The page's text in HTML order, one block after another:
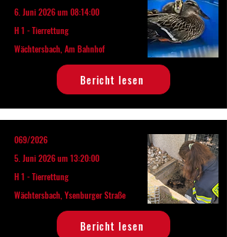
6. Juni 2026 um 08:14:00
H 1 - Tierrettung
Wächtersbach, Am Bahnhof
Bericht lesen
069/2026
5. Juni 2026 um 13:20:00
H 1 - Tierrettung
Wächtersbach, Ysenburger Straße
Bericht lesen